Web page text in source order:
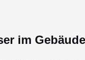
im Gebäude